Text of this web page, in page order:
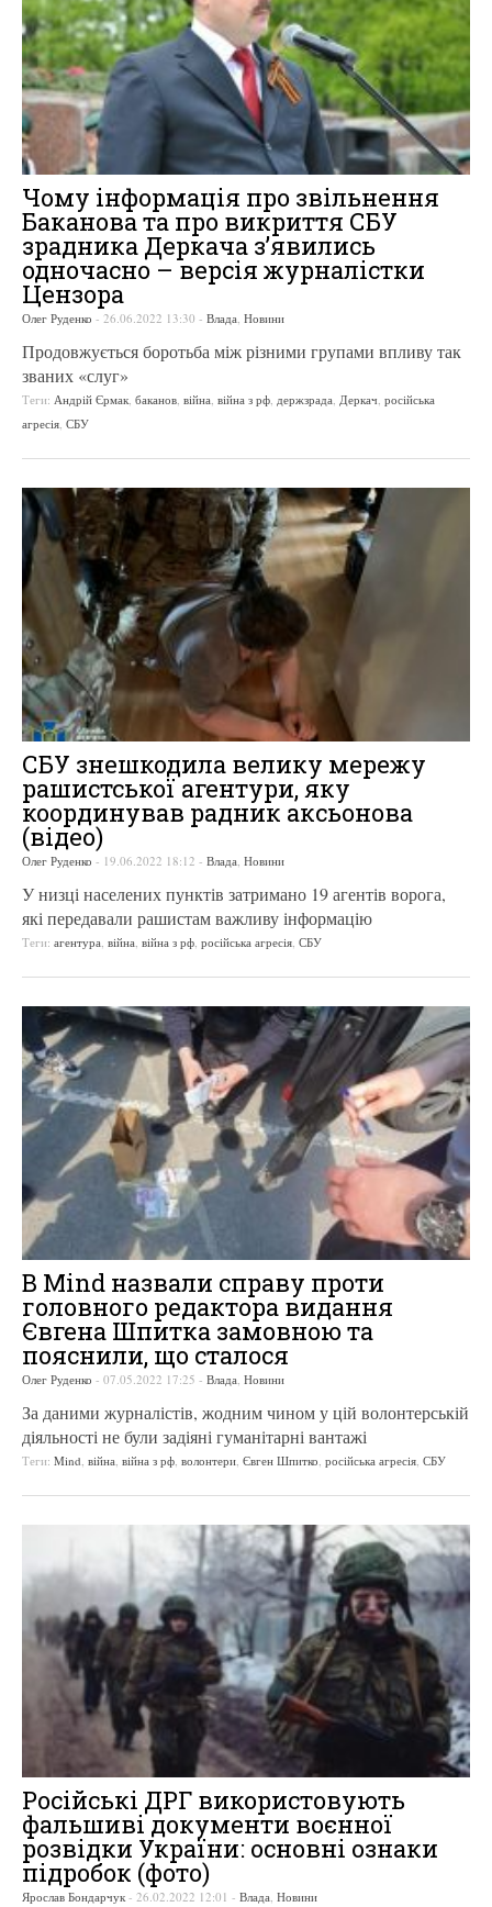
Чому інформація про звільнення
Баканова та про викриття СБУ
зрадника Деркача з’явились
одночасно – версія журналістки
Цензора
Олег Руденко - 26.06.2022 13:30 - Влада, Новини
Продовжується боротьба між різними групами впливу так
званих «слуг»
Теги: Андрій Єрмак, баканов, війна, війна з рф, держзрада, Деркач, російська
агресія, СБУ
СБУ знешкодила велику мережу
рашистської агентури, яку
координував радник аксьонова
(відео)
Олег Руденко - 19.06.2022 18:12 - Влада, Новини
У низці населених пунктів затримано 19 агентів ворога,
які передавали рашистам важливу інформацію
Теги: агентура, війна, війна з рф, російська агресія, СБУ
В Mind назвали справу проти
головного редактора видання
Євгена Шпитка замовною та
пояснили, що сталося
Олег Руденко - 07.05.2022 17:25 - Влада Новини
За даними журналістів, жодним чином у цій волонтерській
діяльності не були задіяні гуманітарні вантажі
Теги: Mind війна війна з рф волонтери Євген Шпитко російська агресія СБУ
Російські ДРГ використовують
фальшиві документи воєнної
розвідки України: основні ознаки
підробок (фото)
Ярослав Бондарчук - 26.02.2022 12:01 - Влада, Новини